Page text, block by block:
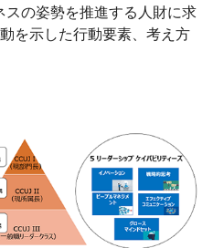
の姿勢を推進する人財に求
を示した行動要素、考え方